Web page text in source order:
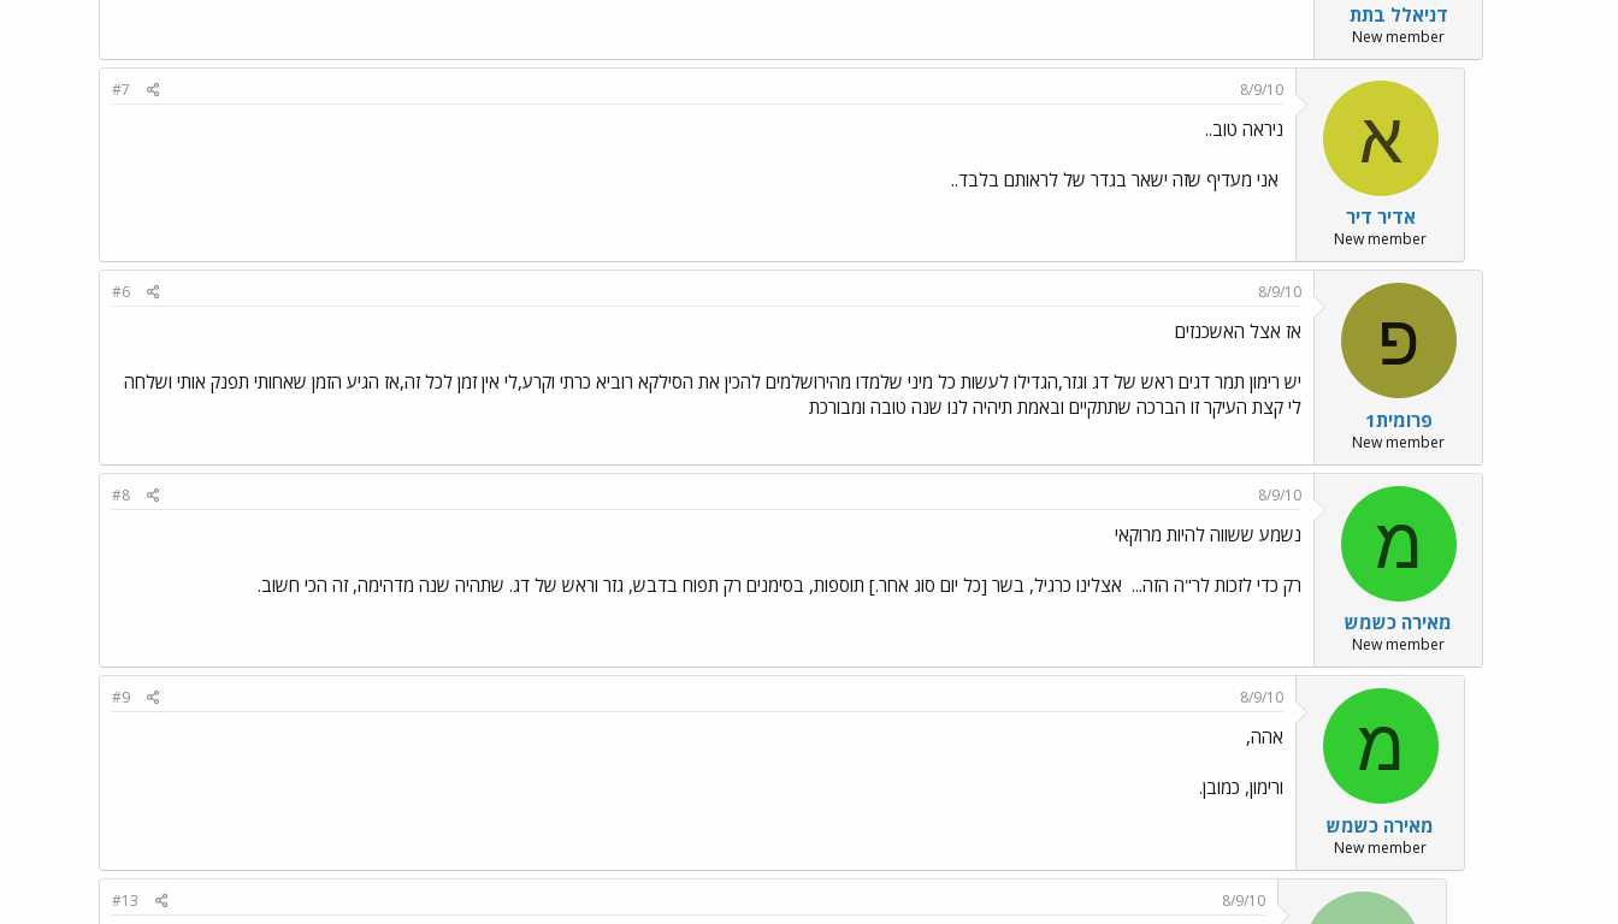
דניאלל בתת
New member
א
אדיר דיר
New member
8/9/10
#7
ניראה טוב..
‏ אני מעדיף שזה ישאר בגדר של לראותם בלבד..
פ
פרומית1
New member
8/9/10
#6
אז אצל האשכנזים
יש רימון תמר דגים ראש של דג וגזר,הגדילו לעשות כל מיני שלמדו מהירושלמים להכין את הסילקא רוביא כרתי וקרע,לי אין זמן לכל זה,אז הגיע הזמן שאחותי תפנק אותי ושלחה
לי קצת העיקר זו הברכה שתתקיים ובאמת תיהיה לנו שנה טובה ומבורכת
מ
מאירה כשמש
New member
8/9/10
#8
נשמע ששווה להיות מרוקאי
רק כדי לזכות לר"ה הזה... אצלינו כרגיל, בשר [כל יום סוג אחר.] תוספות, בסימנים רק תפוח בדבש, גזר וראש של דג. שתהיה שנה מדהימה, זה הכי חשוב.
מ
מאירה כשמש
New member
8/9/10
#9
אהה,
ורימון, כמובן.
8/9/10
#13